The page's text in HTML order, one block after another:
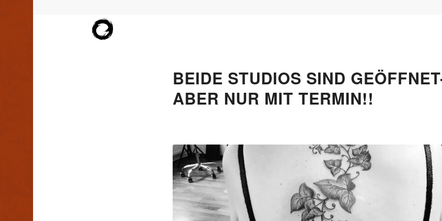
BEIDE STUDIOS SIND
ABER NUR MIT TERMIN!!